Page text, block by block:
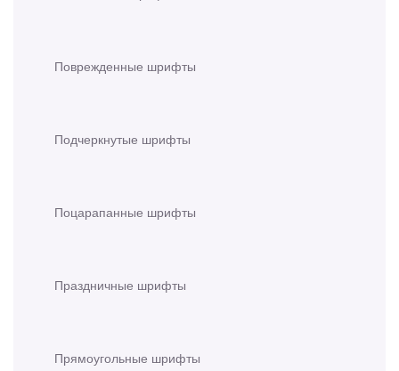
Поврежденные шрифты
Подчеркнутые шрифты
Поцарапанные шрифты
Праздничные шрифты
Прямоугольные шрифты